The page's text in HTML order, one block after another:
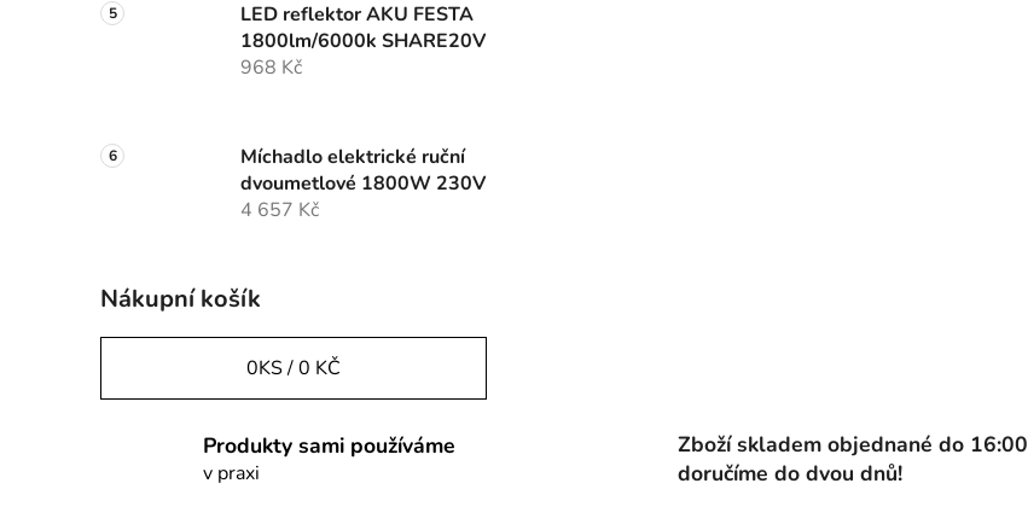
LED reflektor AKU FESTA
1800lm/6000k SHARE20V
968 Kč
Míchadlo elektrické ruční
dvoumetlové 1800W 230V
4 657 Kč
Nákupní košík
0KS /0 KČ
Produkty sami používáme
v praxi
Zboží skladem objednané do 16:00
doručíme do dvou dnů!